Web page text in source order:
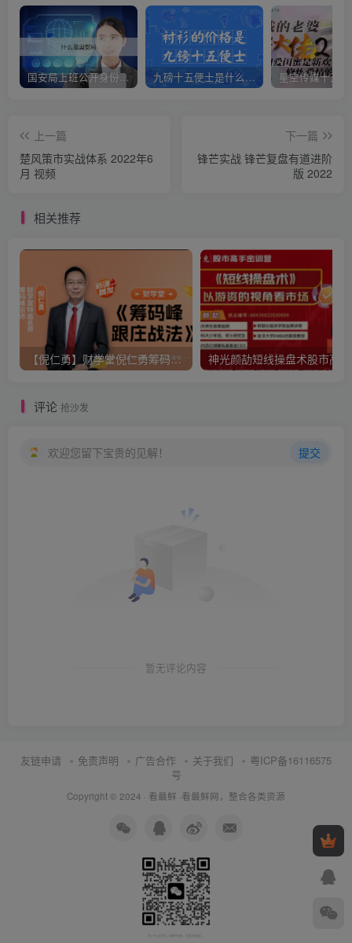
国安局上班公开身份是什么（国安身份对家人保密吗） 九磅十五便士是什么意思（九磅十五便士是什么梗）
上一篇
楚风策市实战体系 2022年6
月 视频
下一篇
锋芒实战 锋芒复盘有道进阶
版 2022
相关推荐
【倪仁勇】财学堂倪仁勇筹码峰跟庄战法系统课+筹码峰指标
评论 抢沙发
欢迎您留下宝贵的见解！ 提交
暂无评论内容
友链申请 免责声明 广告合作 关于我们
粤ICP备16116575
号
Copyright © 2024 · 看最鲜 ·看最鲜网，整合各类资源